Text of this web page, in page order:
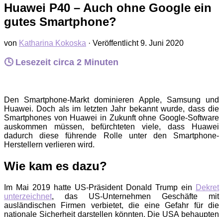
Huawei P40 – Auch ohne Google ein
gutes Smartphone?
von Katharina Kokoska · Veröffentlicht9. Juni 2020
🕓 Lesezeit circa 2 Minuten
Den Smartphone-Markt dominieren Apple, Samsung und
Huawei. Doch als im letzten Jahr bekannt wurde, dass die
Smartphones von Huawei in Zukunft ohne Google-Software
auskommen müssen, befürchteten viele, dass Huawei
dadurch diese führende Rolle unter den Smartphone-
Herstellern verlieren wird.
Wie kam es dazu?
Im Mai 2019 hatte US-Präsident Donald Trump ein
Dekret
unterzeichnet, das US-Unternehmen Geschäfte mit
ausländischen Firmen verbietet, die eine Gefahr für die
nationale Sicherheit darstellen könnten. Die USA behaupten